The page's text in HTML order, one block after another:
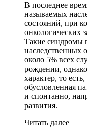
В последнее
называемых
состояний, при
онкологических
Такие синдромы
наследственных
около 5% всех
рождении,
характер, то
обусловленная
и спонтанно,
развития.
Читать далее